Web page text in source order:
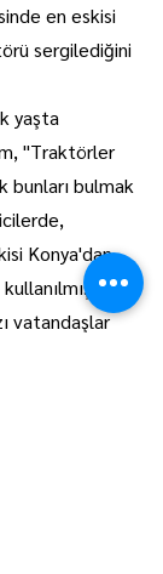
en eskisi
sergilediğini
yaşta
"Traktörler
bunları bulmak
Konya'dan
vatandaşlar